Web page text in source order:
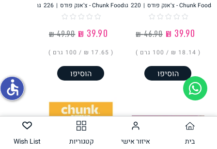
גבינות טבעוניות
220 גר׳ | Chunk Foods - צ'אנק פודס
‏46.90 ₪
( ‏18.14 ₪ / 100 גרם )
הוסיפו
226 גר׳ | Chunk Foods - צ'אנק פודס
‏49.90 ₪
( ‏17.65 ₪ / 100 גרם )
הוסיפו
בית איזור אישי קטגוריות Wish List
accessible